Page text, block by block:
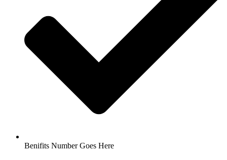
Benifits Number Goes Here